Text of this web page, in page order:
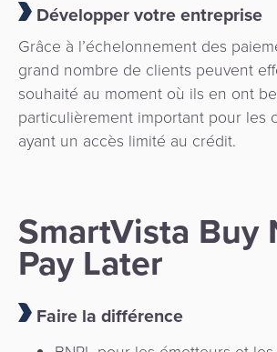
Développer votre entreprise
Grâce à l’échelonnement des
grand nombre de clients peuvent
souhaité au moment où ils en ont
particulièrement important pour les
ayant un accès limité au crédit.
SmartVista Buy
Pay Later
Faire la différence